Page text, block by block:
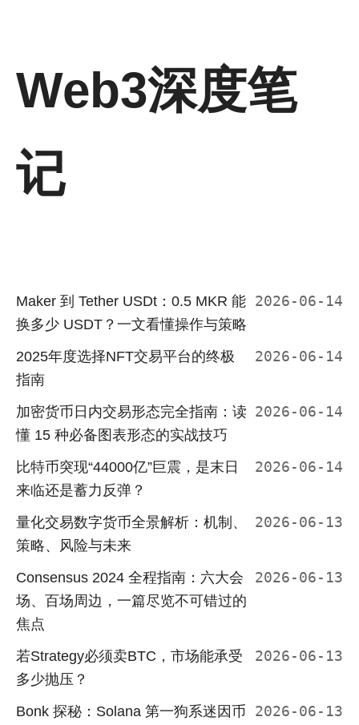
Web3深度笔
记
Maker 到 Tether USDt：0.5 MKR 能
换多少 USDT？一文看懂操作与策略
2026-06-14
2025年度选择NFT交易平台的终极
指南
2026-06-14
加密货币日内交易形态完全指南：读
懂 15 种必备图表形态的实战技巧
2026-06-14
比特币突现“44000亿”巨震，是末日
来临还是蓄力反弹？
2026-06-14
量化交易数字货币全景解析：机制、
策略、风险与未来
2026-06-13
Consensus 2024 全程指南：六大会
场、百场周边，一篇尽览不可错过的
焦点
2026-06-13
若Strategy必须卖BTC，市场能承受
多少抛压？
2026-06-13
Bonk 探秘：Solana 第一狗系迷因币
2026-06-13